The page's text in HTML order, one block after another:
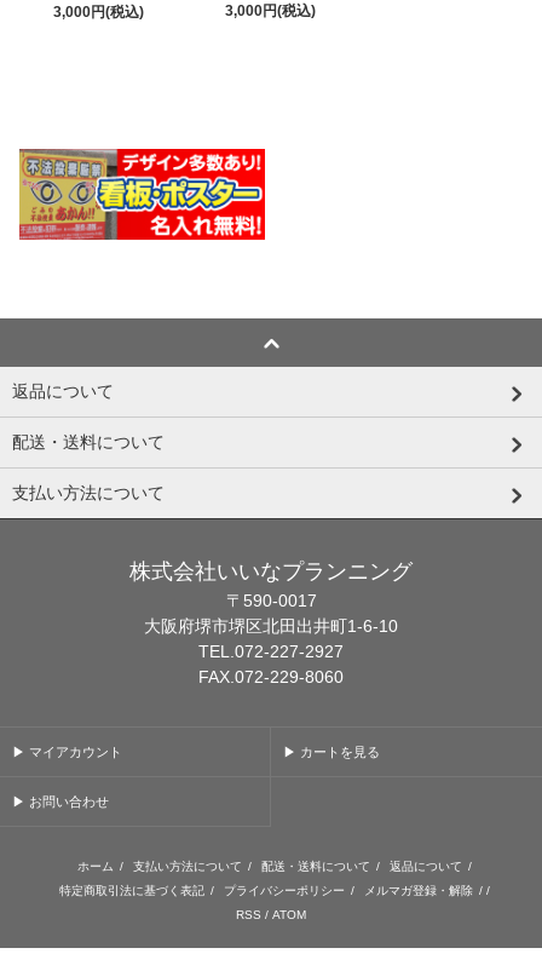
3,000円(税込)
3,000円(税込)
返品について
配送・送料について
支払い方法について
株式会社いいなプランニング
〒590-0017
大阪府堺市堺区北田出井町1-6-10
TEL.072-227-2927
FAX.072-229-8060
▶ マイアカウント ▶ カートを見る
▶ お問い合わせ
ホーム / 支払い方法について / 配送・送料について / 返品について /
特定商取引法に基づく表記 / プライバシーポリシー / メルマガ登録・解除 / /
RSS / ATOM